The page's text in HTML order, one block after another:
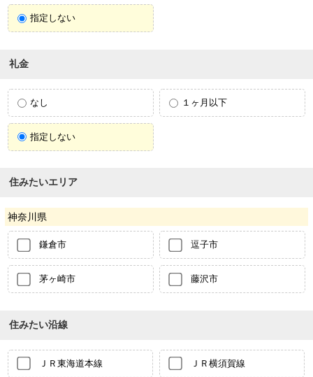
指定しない
礼金
なし １ヶ月以下
指定しない
住みたいエリア
神奈川県
鎌倉市 逗子市
茅ヶ崎市 藤沢市
住みたい沿線
ＪＲ東海道本線 ＪＲ横須賀線